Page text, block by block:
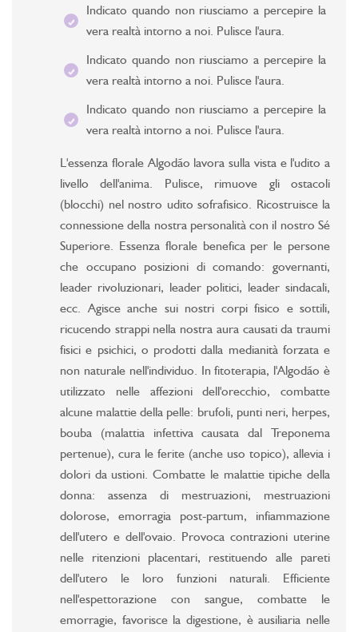
Indicato quando non riusciamo a percepire la
vera realtà intorno a noi. Pulisce l'aura.
Indicato quando non riusciamo a percepire la
vera realtà intorno a noi. Pulisce l'aura.
Indicato quando non riusciamo a percepire la
vera realtà intorno a noi. Pulisce l'aura.
L'essenza florale Algodão lavora sulla vista e l'udito a
livello dell'anima. Pulisce, rimuove gli ostacoli
(blocchi) nel nostro udito sofrafisico. Ricostruisce la
connessione della nostra personalità con il nostro Sé
Superiore. Essenza florale benefica per le persone
che occupano posizioni di comando: governanti,
leader rivoluzionari, leader politici, leader sindacali,
ecc. Agisce anche sui nostri corpi fisico e sottili,
ricucendo strappi nella nostra aura causati da traumi
fisici e psichici, o prodotti dalla medianità forzata e
non naturale nell'individuo. In fitoterapia, l'Algodão è
utilizzato nelle affezioni dell'orecchio, combatte
alcune malattie della pelle: brufoli, punti neri, herpes,
bouba (malattia infettiva causata dal Treponema
pertenue), cura le ferite (anche uso topico), allevia i
dolori da ustioni. Combatte le malattie tipiche della
donna: assenza di mestruazioni, mestruazioni
dolorose, emorragia post-partum, infiammazione
dell'utero e dell'ovaio. Provoca contrazioni uterine
nelle ritenzioni placentari, restituendo alle pareti
dell'utero le loro funzioni naturali. Efficiente
nell'espettorazione con sangue, combatte le
emorragie, favorisce la digestione, è ausiliaria nelle